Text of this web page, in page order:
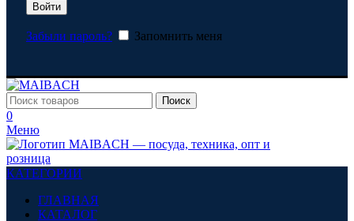
Войти
Забыли пароль? Запомнить меня
Поиск
0
Меню
КАТЕГОРИИ
ГЛАВНАЯ
КАТАЛОГ